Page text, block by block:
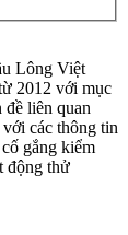
Lông Việt
2012 với mục
liên quan
các thông tin
gắng kiểm
động thử